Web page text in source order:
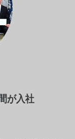
が入社